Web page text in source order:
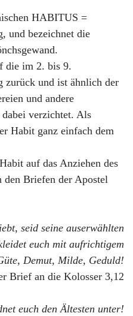
HABITUS =
und bezeichnet die
die im 2. bis 9.
zurück und ist ähnlich der
und andere
verzichtet. Als
Habit ganz einfach dem
auf das Anziehen des
den Briefen der Apostel
seid seine auserwählten
euch mit aufrichtigem
Demut, Milde, Geduld!
Brief an die Kolosser 3,12
euch den Ältesten unter!